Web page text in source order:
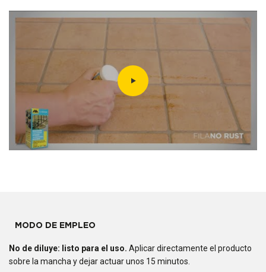
MODO DE EMPLEO
No de diluye: listo para el uso. Aplicar directamente el producto
sobre la mancha y dejar actuar unos 15 minutos.